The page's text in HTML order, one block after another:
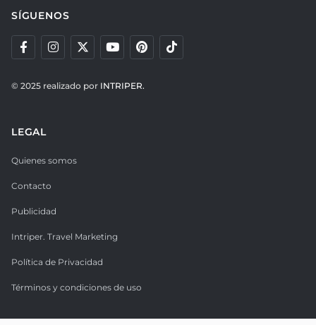
SÍGUENOS
© 2025 realizado por INTRIPER.
LEGAL
Quienes somos
Contacto
Publicidad
Intriper. Travel Marketing
Política de Privacidad
Términos y condiciones de uso